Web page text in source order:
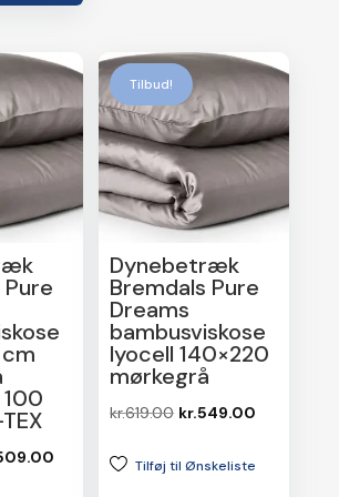
Den
Tilbud!
Dynebetræk
Bremdals Pure
Dreams
bambusviskose
lyocell 140×220
mørkegrå
kr.619.00 Den
pris
kr.549.00
Tilføj til Ønskeliste